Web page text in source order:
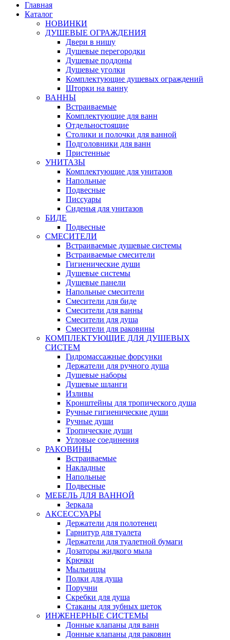
Главная
Каталог
НОВИНКИ
ДУШЕВЫЕ ОГРАЖДЕНИЯ
Двери в нишу
Душевые перегородки
Душевые поддоны
Душевые уголки
Комплектующие душевых ограждений
Шторки на ванну
ВАННЫ
Встраиваемые
Комплектующие для ванн
Отдельностоящие
Столики и полочки для ванной
Подголовники для ванн
Пристенные
УНИТАЗЫ
Комплектующие для унитазов
Напольные
Подвесные
Писсуары
Сиденья для унитазов
БИДЕ
Подвесные
СМЕСИТЕЛИ
Встраиваемые душевые системы
Встраиваемые смесители
Гигиенические души
Душевые системы
Душевые панели
Напольные смесители
Смесители для биде
Смесители для ванны
Смесители для душа
Смесители для раковины
КОМПЛЕКТУЮЩИЕ ДЛЯ ДУШЕВЫХ
СИСТЕМ
Гидромассажные форсунки
Держатели для ручного душа
Душевые наборы
Душевые шланги
Изливы
Кронштейны для тропического душа
Ручные гигиенические души
Ручные души
Тропические души
Угловые соединения
РАКОВИНЫ
Встраиваемые
Накладные
Напольные
Подвесные
МЕБЕЛЬ ДЛЯ ВАННОЙ
Зеркала
АКСЕССУАРЫ
Держатели для полотенец
Гарнитур для туалета
Держатели для туалетной бумаги
Дозаторы жидкого мыла
Крючки
Мыльницы
Полки для душа
Поручни
Скребки для душа
Стаканы для зубных щеток
ИНЖЕНЕРНЫЕ СИСТЕМЫ
Донные клапаны для ванн
Донные клапаны для раковин